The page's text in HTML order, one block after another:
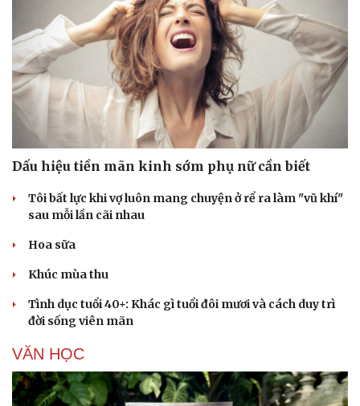
Dấu hiệu tiền mãn kinh sớm phụ nữ cần biết
Tôi bất lực khi vợ luôn mang chuyện ở rể ra làm "vũ khí"
sau mỗi lần cãi nhau
Hoa sữa
Khúc mùa thu
Tình dục tuổi 40+: Khác gì tuổi đôi mươi và cách duy trì
đời sống viên mãn
VĂN HỌC